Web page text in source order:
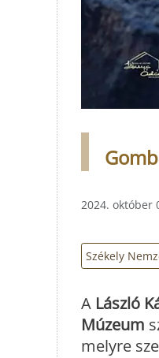
2024. október
Székely
A László
Múzeum
melyre